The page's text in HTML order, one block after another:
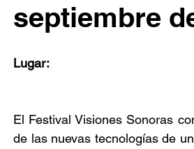
septiembre
Lugar:
El Festival Visiones Sonoras
de las nuevas tecnologías de